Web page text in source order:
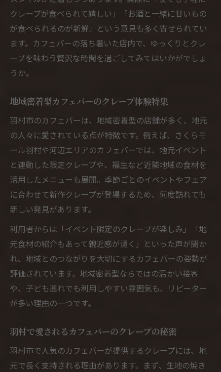
クレープが食べられて嬉しい」「お酒と一緒に甘いもの
が食べられるのが新鮮」という意見も多く寄せられてい
ます。カフェバーの落ち着いた店内で、ゆっくりとクレ
ープを味わう贅沢な時間を過ごしてみてはいかがでしょ
うか。
地域密着型カフェバーのクレープ体験特集
羽村市のカフェバーは、地域密着型の店舗が多く、地元
の人々に愛されている点が特徴です。例えば、さくらモ
ール羽村や河辺エリアのカフェバーでは、地元イベント
と連動した限定クレープや、福生など近隣地域の食材を
活用したメニューも展開。季節ごとのイベントやフェア
に合わせて新作クレープが登場するため、何度訪れても
新しい発見があります。
利用者からは「イベント限定のクレープが楽しみ」「地
元食材の紹介もあって親近感が湧く」といった声が聞か
れ、地域とのつながりを大切にするカフェバーの姿勢が
評価されています。地域密着型ならではの温かい接客
や、子ども連れでも利用しやすい雰囲気も、リピーター
が多い理由の一つです。
羽村で愛されるカフェバーのクレープの秘密
羽村市で人気のカフェバーが提供するクレープには、地
元で長く支持される理由があります。まず、生地の焼き